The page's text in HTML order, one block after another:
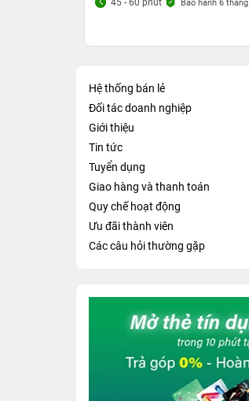
45 - 60 phút Bảo hành 6 tháng
Hệ thống bán lẻ
Đối tác doanh nghiệp
Giới thiệu
Tin tức
Tuyển dụng
Giao hàng và thanh toán
Quy chế hoạt động
Ưu đãi thành viên
Các câu hỏi thường gặp